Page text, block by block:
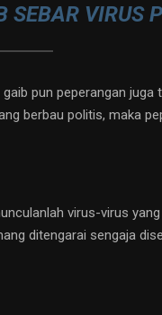
VIRUS
pun peperangan
berbau politis, maka
virus-virus
ditengarai sengaja